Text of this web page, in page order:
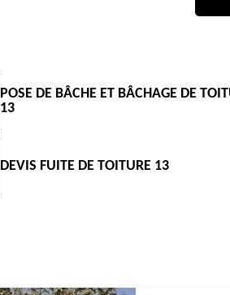
POSE DE BÂCHE ET BÂCHAGE DE
13
DEVIS FUITE DE TOITURE 13